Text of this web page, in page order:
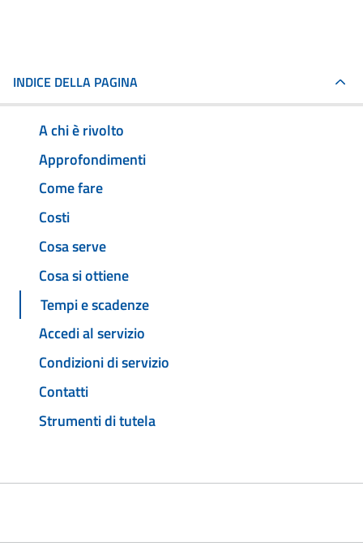
INDICE DELLA PAGINA
A chi è rivolto
Approfondimenti
Come fare
Costi
Cosa serve
Cosa si ottiene
Tempi e scadenze
Accedi al servizio
Condizioni di servizio
Contatti
Strumenti di tutela